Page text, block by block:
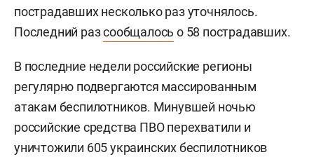
пострадавших несколько раз уточнялось.
Последний разсообщалось о 58 пострадавших.
В последние недели российские регионы
регулярно подвергаются массированным
атакам беспилотников. Минувшей ночью
российские средства ПВО перехватили и
уничтожили 605 украинских беспилотников